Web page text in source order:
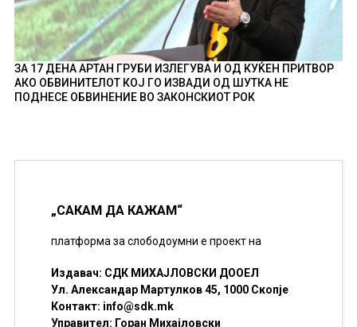
ЗА 17 ДЕНА АРТАН ГРУБИ ИЗЛЕГУВА И ОД КУЌЕН ПРИТВОР
АКО ОБВИНИТЕЛОТ КОЈ ГО ИЗВАДИ ОД ШУТКА НЕ
ПОДНЕСЕ ОБВИНЕНИЕ ВО ЗАКОНСКИОТ РОК
„САКАМ ДА КАЖАМ“
платформа за слободоумни е проект на
Издавач: СДК МИХАЈЛОВСКИ ДООЕЛ
Ул. Александар Мартулков 45, 1000 Скопје
Контакт: info@sdk.mk
Управител: Горан Михајловски